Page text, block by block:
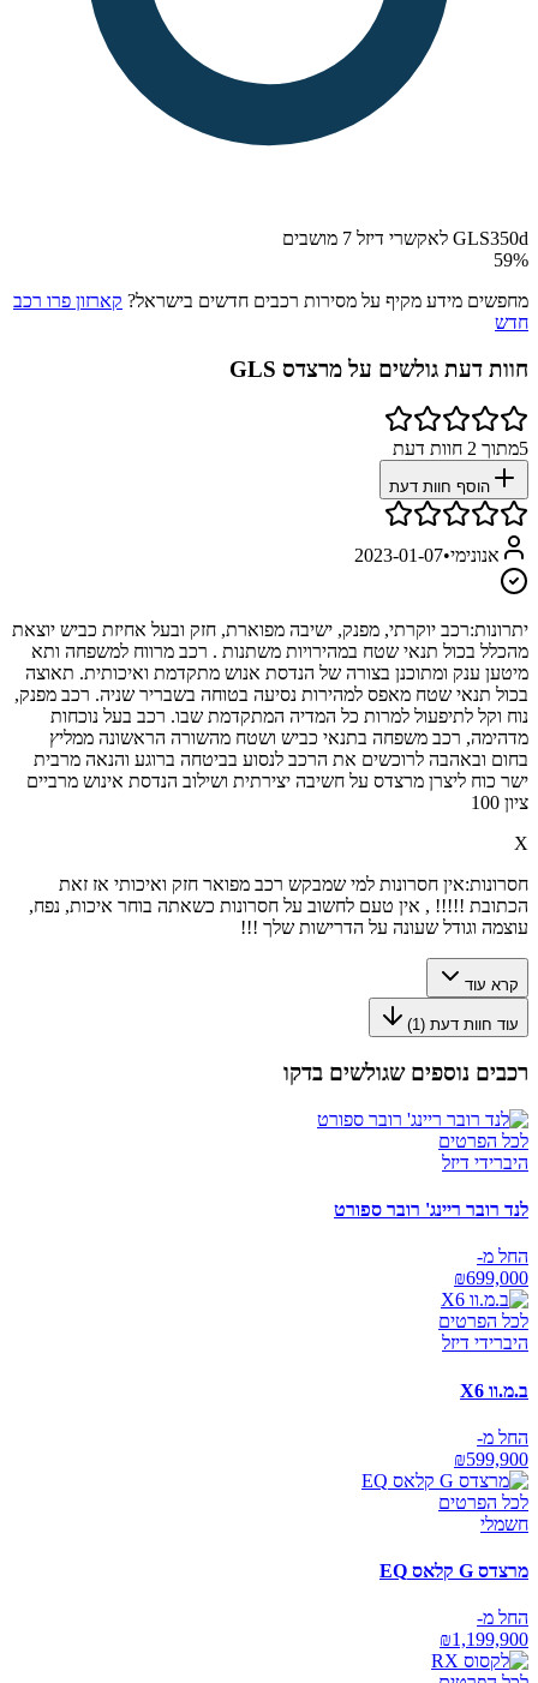
GLS350d לאקשרי דיזל 7 מושבים
59%
מחפשים מידע מקיף על מסירות רכבים חדשים בישראל? קארזון פרו רכב
חדש
חוות דעת גולשים עלמרצדס GLS
5מתוך 2 חוות דעת
הוסף חוות דעת
אנונימי•
2023-01-07
יתרונות:רכב יוקרתי, מפנק, ישיבה מפוארת, חזק ובעל אחיזת כביש יוצאת
מהכלל בכול תנאי שטח במהירויות משתנות . רכב מרווח למשפחה ותא
מיטען ענק ומתוכנן בצורה של הנדסת אנוש מתקדמת ואיכותית. תאוצה
בכול תנאי שטח מאפס למהירות נסיעה בטוחה בשבריר שניה. רכב מפנק,
נוח וקל לתיפעול למרות כל המדיה המתקדמת שבו. רכב בעל נוכחות
מדהימה, רכב משפחה בתנאי כביש ושטח מהשורה הראשונה ממליץ
בחום ובאהבה לרוכשים את הרכב לנסוע בביטחה ברוגע והנאה מרבית
ישר כוח ליצרן מרצדס על חשיבה יצירתית ושילוב הנדסת אינוש מרביים
ציון 100
X
חסרונות:אין חסרונות למי שמבקש רכב מפואר חזק ואיכותי אז זאת
הכתובת !!!!! , אין טעם לחשוב על חסרונות כשאתה בוחר איכות, נפח,
עוצמה וגודל שעונה על הדרישות שלך !!!
קרא עוד
עוד חוות דעת (1
)
רכבים נוספים שגולשים בדקו
לכל הפרטים
היברידי דיזל
לנד רובר ריינג' רובר ספורט
החל מ-
₪699,000
לכל הפרטים
היברידי דיזל
ב.מ.וו X6
החל מ-
₪599,900
לכל הפרטים
חשמלי
מרצדס G קלאס EQ
החל מ-
₪1,199,900